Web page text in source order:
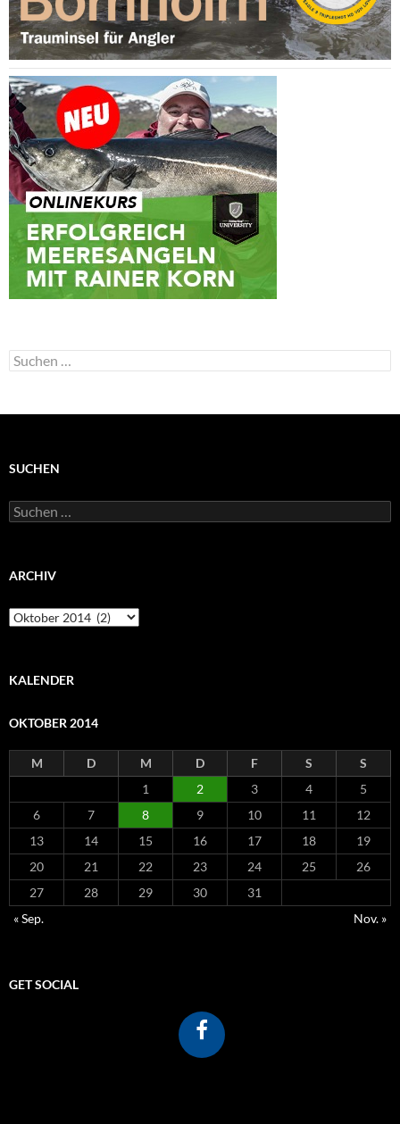
Suchen
nach:
SUCHEN
Suchen
nach:
ARCHIV
Archiv
KALENDER
OKTOBER 2014
M D M D F S
S
1
2 3 4
5
6
7 8 9 10 11
12
13
14 15 16 17 18
19
20
21 22 23 24 25
26
27
28 29 30
31
« Sep.
Nov. »
GET SOCIAL